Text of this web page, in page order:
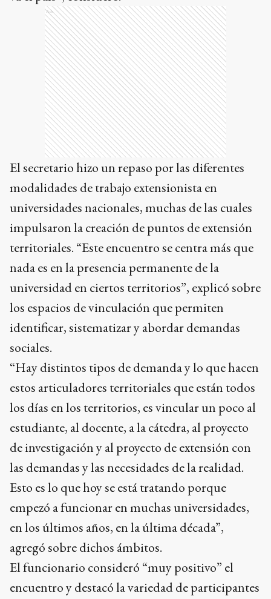
Ads
El secretario hizo un repaso por las diferentes
modalidades de trabajo extensionista en
universidades nacionales, muchas de las cuales
impulsaron la creación de puntos de extensión
territoriales. “Este encuentro se centra más que
nada es en la presencia permanente de la
universidad en ciertos territorios”, explicó sobre
los espacios de vinculación que permiten
identificar, sistematizar y abordar demandas
sociales.
“Hay distintos tipos de demanda y lo que hacen
estos articuladores territoriales que están todos
los días en los territorios, es vincular un poco al
estudiante, al docente, a la cátedra, al proyecto
de investigación y al proyecto de extensión con
las demandas y las necesidades de la realidad.
Esto es lo que hoy se está tratando porque
empezó a funcionar en muchas universidades,
en los últimos años, en la última década”,
agregó sobre dichos ámbitos.
El funcionario consideró “muy positivo” el
encuentro y destacó la variedad de participantes